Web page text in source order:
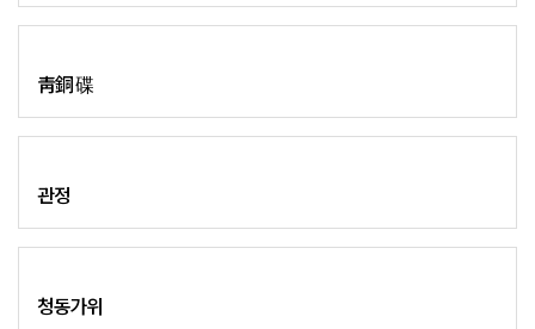
靑銅 碟
관정
청동가위